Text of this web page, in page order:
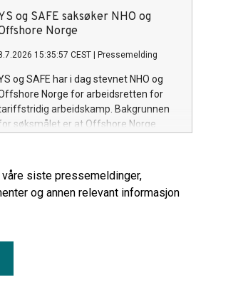
og SAFE saksøker NHO og
Norge
15:35:57 CEST Pressemelding
og SAFE har i dag stevnet NHO og
Norge for arbeidsretten for
arbeidskamp. Bakgrunnen
søksmålet er at Offshore Norge
AS fra arbeidet under den pågående
siste pressemeldinger,
og annen relevant informasjon